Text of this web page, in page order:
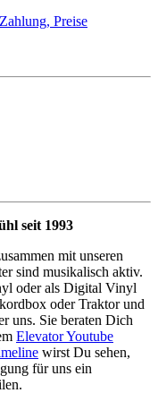
Preise
seit 1993
mit unseren
sind musikalisch aktiv.
oder als Digital Vinyl
oder Traktor und
uns. Sie beraten Dich
Elevator Youtube
wirst Du sehen,
für uns ein